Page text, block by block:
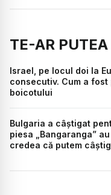
TE-AR
Israel, pe locul doi la
consecutiv. Cum a
boicotului
Bulgaria a câștigat
piesa „Bangaranga”
credea că putem